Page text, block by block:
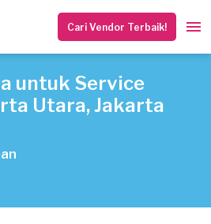
Cari Vendor Terbaik!
untuk Service
Utara, Jakarta